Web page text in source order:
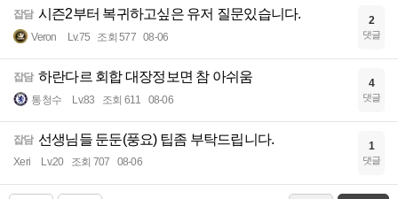
잡담 시즌2부터 복귀하고싶은 유저 질문있습니다.
Veron Lv.75 조회 577 08-06
2
댓글
잡담 하란다르 회합 대장정보면 참 아쉬움
통청수 Lv.83 조회 611 08-06
4
댓글
잡담 선생님들 둔둔(풍요) 팁좀 부탁드립니다.
Xeri Lv.20 조회 707 08-06
1
댓글